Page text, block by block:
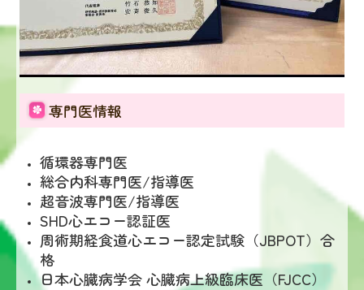
専門医情報
循環器専門医
総合内科専門医/指導医
超音波専門医/指導医
SHD心エコー認証医
周術期経食道心エコー認定試験（JBPOT）合
格
日本心臓病学会 心臓病上級臨床医（FJCC）